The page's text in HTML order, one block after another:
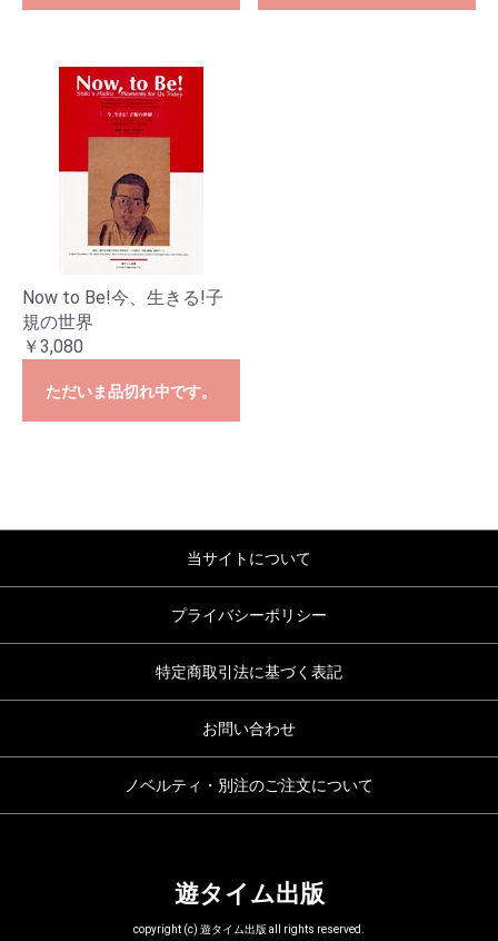
Now to Be!今、生きる!子
規の世界
￥3,080
ただいま品切れ中です。
当サイトについて
プライバシーポリシー
特定商取引法に基づく表記
お問い合わせ
ノベルティ・別注のご注文について
遊タイム出版
copyright (c) 遊タイム出版 all rights reserved.